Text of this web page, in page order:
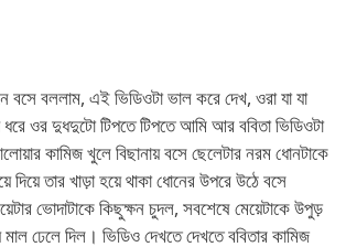
বসে বললাম, এই ভিডিওটা ভাল করে দেখ, ওরা যা যা
ওর দুধদুটো টিপতে টিপতে আমি আর ববিতা ভিডিওটা
কামিজ খুলে বিছানায় বসে ছেলেটার নরম ধোনটাকে
তার খাড়া হয়ে থাকা ধোনের উপরে উঠে বসে
ভোদাটাকে কিছুক্ষন চুদল, সবশেষে মেয়েটাকে উপুড়
ঢেলে দিল। ভিডিও দেখতে দেখতে ববিতার কামিজ